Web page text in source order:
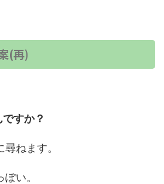
(再)
すか？
ねます。
い。